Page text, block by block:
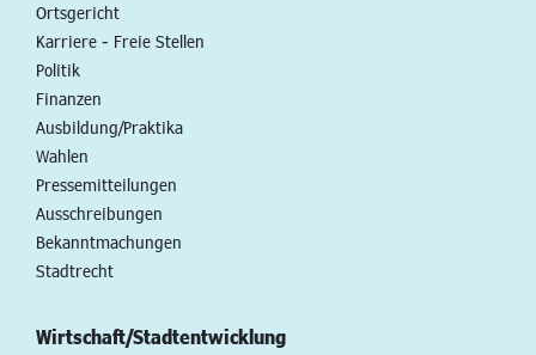
Ortsgericht
Karriere - Freie Stellen
Politik
Finanzen
Ausbildung/Praktika
Wahlen
Pressemitteilungen
Ausschreibungen
Bekanntmachungen
Stadtrecht
Wirtschaft/Stadtentwicklung